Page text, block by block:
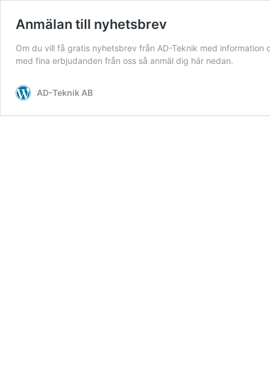
Anmälan till nyhetsbrev
Om du vill få gratis nyhetsbrev från AD-Teknik med
med fina erbjudanden från oss så anmäl dig här nedan.
AD-Teknik AB